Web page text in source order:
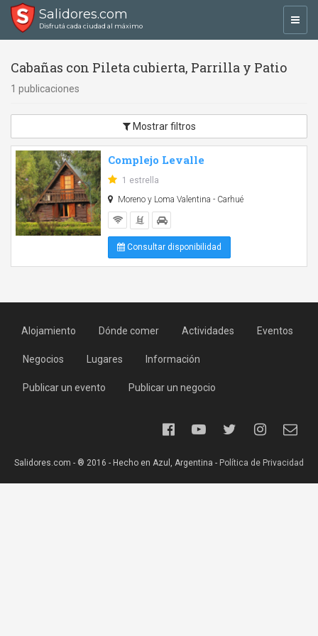
Salidores.com
Disfrutá cada ciudad al máximo
Cabañas con Pileta cubierta, Parrilla y Patio
1 publicaciones
Mostrar filtros
Complejo Levalle
1 estrella
Moreno y Loma Valentina - Carhué
Consultar disponibilidad
Alojamiento Dónde comer Actividades Eventos
Negocios Lugares Información
Publicar un evento Publicar un negocio
Salidores.com - ® 2016 - Hecho en Azul, Argentina - Política de Privacidad